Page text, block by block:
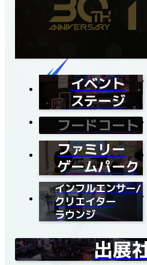
イベント
ステージ
フードコート
ファミリー
ゲームパーク
インフルエンサー/
クリエイター
ラウンジ
出展